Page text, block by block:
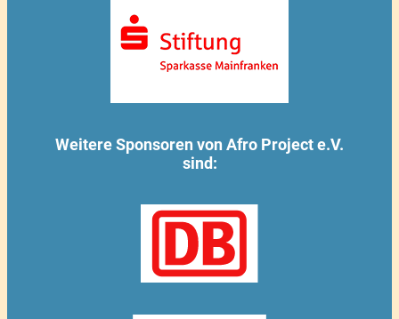
Weitere Sponsoren von Afro Project e.V.
sind: